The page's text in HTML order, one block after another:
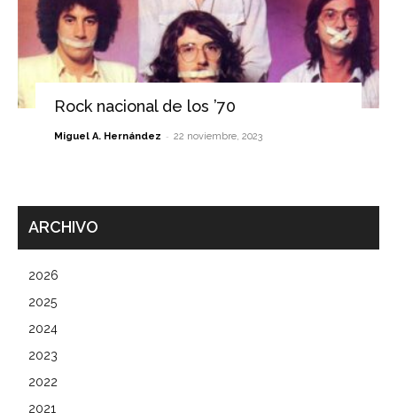
Rock nacional de los ’70
Miguel A. Hernández - 22 noviembre, 2023
ARCHIVO
2026
2025
2024
2023
2022
2021